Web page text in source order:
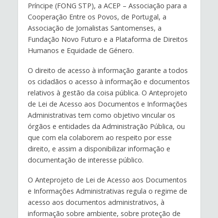
Príncipe (FONG STP), a ACEP – Associação para a
Cooperação Entre os Povos, de Portugal, a
Associação de Jornalistas Santomenses, a
Fundação Novo Futuro e a Plataforma de Direitos
Humanos e Equidade de Género.
O direito de acesso à informação garante a todos
os cidadãos o acesso à informação e documentos
relativos à gestão da coisa pública. O Anteprojeto
de Lei de Acesso aos Documentos e Informações
Administrativas tem como objetivo vincular os
órgãos e entidades da Administração Pública, ou
que com ela colaborem ao respeito por esse
direito, e assim a disponibilizar informação e
documentação de interesse público.
O Anteprojeto de Lei de Acesso aos Documentos
e Informações Administrativas regula o regime de
acesso aos documentos administrativos, à
informação sobre ambiente, sobre proteção de